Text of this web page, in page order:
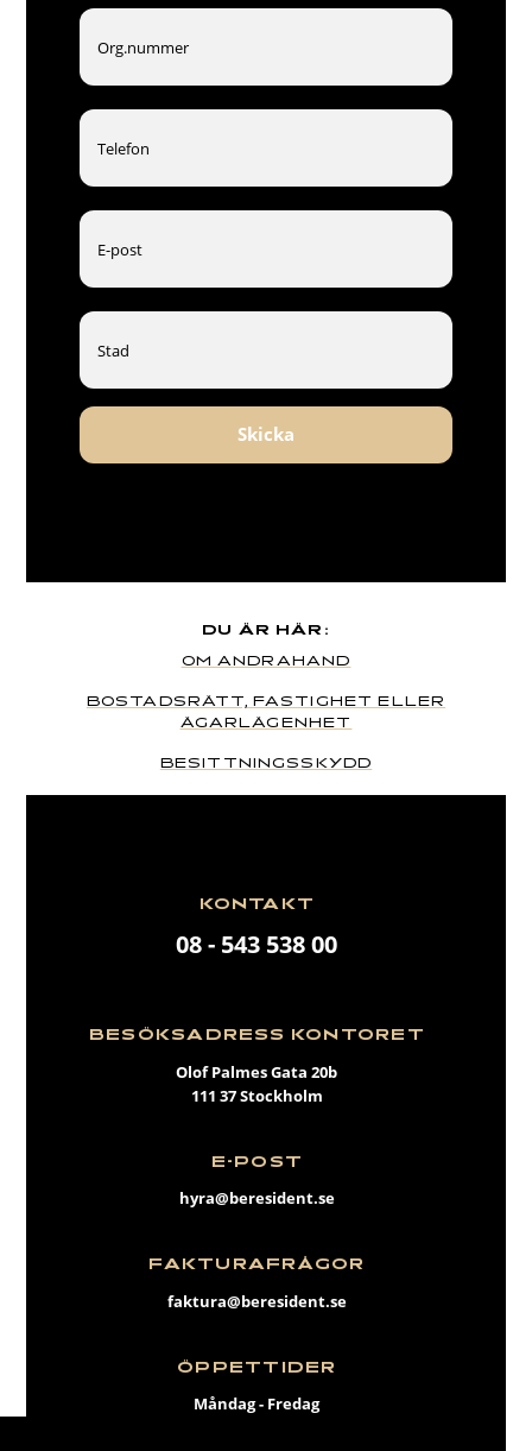
Skicka
DU ÄR HÄR:
OM ANDRAHAND
BOSTADSRÄTT, FASTIGHET ELLER
ÄGARLÄGENHET
BESITTNINGSSKYDD
KONTAKT
08 - 543 538 00
BESÖKSADRESS KONTORET
Olof Palmes Gata 20b
111 37 Stockholm
E-POST
hyra@beresident.se
FAKTURAFRÅGOR
faktura@beresident.se
ÖPPETTIDER
Måndag - Fredag